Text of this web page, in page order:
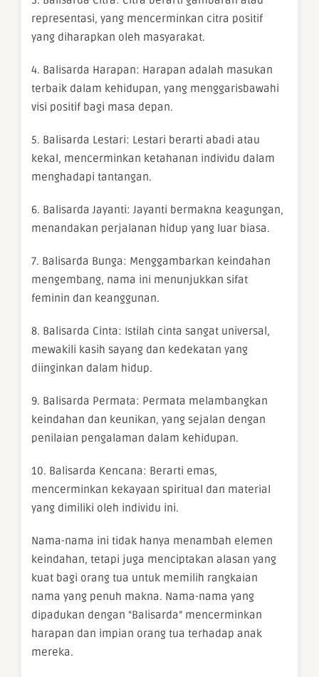
representasi, yang mencerminkan citra positif
yang diharapkan oleh masyarakat.
4. Balisarda Harapan: Harapan adalah masukan
terbaik dalam kehidupan, yang menggarisbawahi
visi positif bagi masa depan.
5. Balisarda Lestari: Lestari berarti abadi atau
kekal, mencerminkan ketahanan individu dalam
menghadapi tantangan.
6. Balisarda Jayanti: Jayanti bermakna keagungan,
menandakan perjalanan hidup yang luar biasa.
7. Balisarda Bunga: Menggambarkan keindahan
mengembang, nama ini menunjukkan sifat
feminin dan keanggunan.
8. Balisarda Cinta: Istilah cinta sangat universal,
mewakili kasih sayang dan kedekatan yang
diinginkan dalam hidup.
9. Balisarda Permata: Permata melambangkan
keindahan dan keunikan, yang sejalan dengan
penilaian pengalaman dalam kehidupan.
10. Balisarda Kencana: Berarti emas,
mencerminkan kekayaan spiritual dan material
yang dimiliki oleh individu ini.
Nama-nama ini tidak hanya menambah elemen
keindahan, tetapi juga menciptakan alasan yang
kuat bagi orang tua untuk memilih rangkaian
nama yang penuh makna. Nama-nama yang
dipadukan dengan “Balisarda” mencerminkan
harapan dan impian orang tua terhadap anak
mereka.